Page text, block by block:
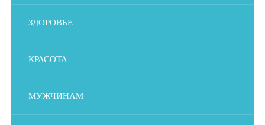
ЗДОРОВЬЕ
КРАСОТА
МУЖЧИНАМ